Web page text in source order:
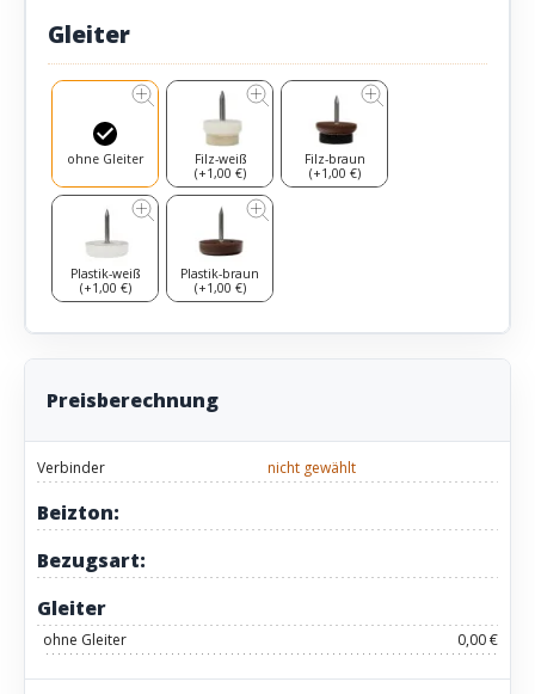
Gleiter
ohne Gleiter
Filz-weiß
(+1,00 €)
Filz-braun
(+1,00 €)
Plastik-weiß
(+1,00 €)
Plastik-braun
(+1,00 €)
Preisberechnung
Verbinder nicht gewählt
Beizton:
Bezugsart:
Gleiter
ohne Gleiter 0,00 €